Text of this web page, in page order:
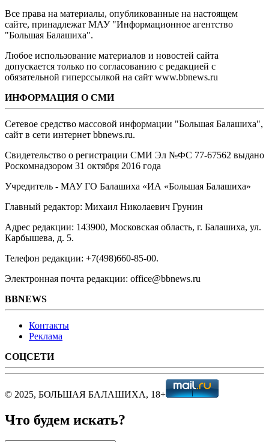
Все права на материалы, опубликованные на настоящем
сайте, принадлежат МАУ "Информационное агентство
"Большая Балашиха".
Любое использование материалов и новостей сайта
допускается только по согласованию с редакцией с
обязательной гиперссылкой на сайт www.bbnews.ru
ИНФОРМАЦИЯ О СМИ
Сетевое средство массовой информации "Большая Балашиха",
сайт в сети интернет bbnews.ru.
Свидетельство о регистрации СМИ Эл №ФС ‎77-67562 выдано
Роскомнадзором 31 октября 2016 года
Учредитель - МАУ ГО Балашиха «ИА «Большая Балашиха»
Главный редактор: Михаил Николаевич Грунин
Адрес редакции: 143900, Московская область, г. Балашиха, ул.
Карбышева, д. 5.
Телефон редакции: +7(498)660-85-00.
Электронная почта редакции: office@bbnews.ru
BBNEWS
Контакты
Реклама
СОЦСЕТИ
© 2025, БОЛЬШАЯ БАЛАШИХА, 18+
Что будем искать?